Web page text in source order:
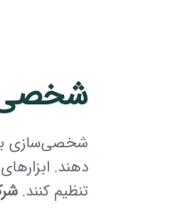
شخصی
شخصی‌سازی
دهند.
تنظیم کنند.